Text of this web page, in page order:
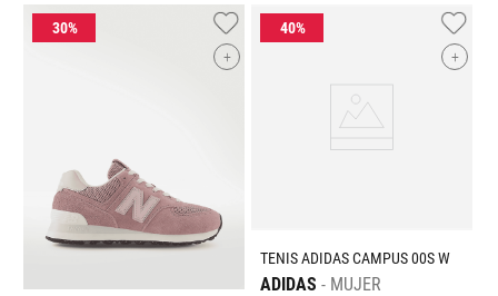
+ +
TENIS ADIDAS CAMPUS 00S W
ADIDAS MUJER